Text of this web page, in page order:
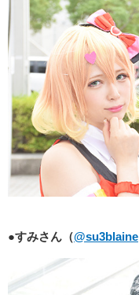
●すみさん（@su3blaine